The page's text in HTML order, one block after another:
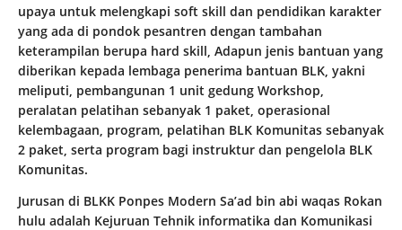
upaya untuk melengkapi soft skill dan pendidikan karakter
yang ada di pondok pesantren dengan tambahan
keterampilan berupa hard skill, Adapun jenis bantuan yang
diberikan kepada lembaga penerima bantuan BLK, yakni
meliputi, pembangunan 1 unit gedung Workshop,
peralatan pelatihan sebanyak 1 paket, operasional
kelembagaan, program, pelatihan BLK Komunitas sebanyak
2 paket, serta program bagi instruktur dan pengelola BLK
Komunitas.
Jurusan di BLKK Ponpes Modern Sa’ad bin abi waqas Rokan
hulu adalah Kejuruan Tehnik informatika dan Komunikasi